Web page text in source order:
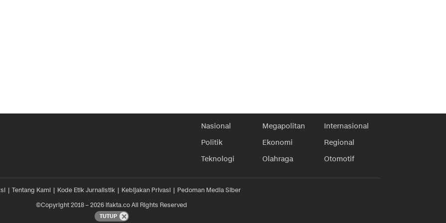
Nasional Megapolitan
Internasional
Politik
Ekonomi
Regional
Teknologi
Olahraga Otomotif
Tentang Kami Kode Etik Jurnalistik Kebijakan Privasi
Pedoman Media Siber
©Copyright 2018 – 2026 ifakta.co All Rights Reserved
TUTUP